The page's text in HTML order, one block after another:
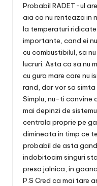
Probabil RADET-ul
aia ca nu renteaza in
la temperaturi
importante, cand ei
cu combustibilul, sa
lucruri. Asta ca sa nu
cu gura mare care nu
rand, dar vor sa
Simplu, nu-ti convine
mai depinzi de
centrala proprie pe
dimineata in timp ce
probabil de asta
indobitocim singuri
presa jalnica, in
P.S Cred ca mai tare